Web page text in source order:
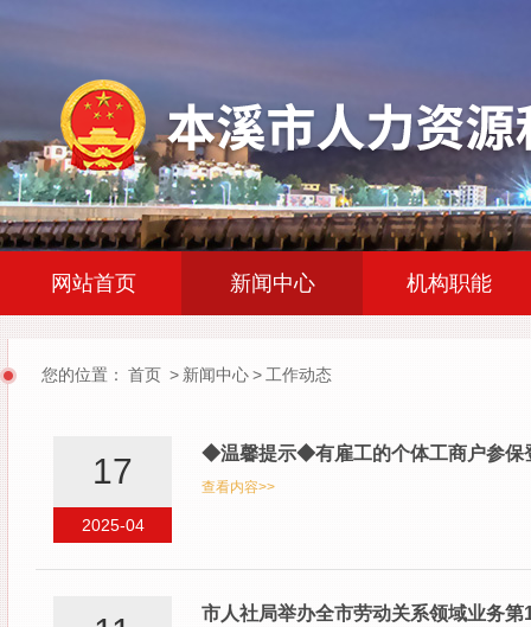
网站首页 新闻中心 机构职能
您的位置： 首页 > 新闻中心> 工作动态
2025-04
17 ◆温馨提示◆有雇工的个体工商户参保
查看内容>>
市人社局举办全市劳动关系领域业务第